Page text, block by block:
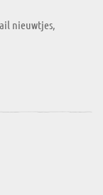
nieuwtjes,